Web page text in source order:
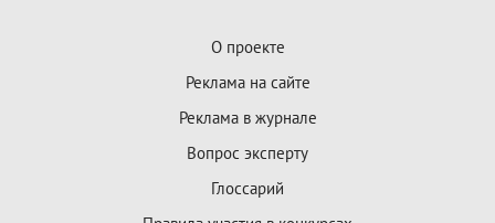
О проекте
Реклама на сайте
Реклама в журнале
Вопрос эксперту
Глоссарий